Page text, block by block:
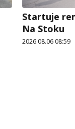
Startuje
Na Stoku
2026.08.06 08:59